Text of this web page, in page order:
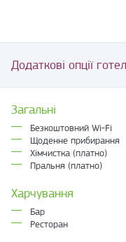
Додаткові опції
Загальні
Безкоштовний Wi-Fi
Щоденне прибирання
Хімчистка (платно)
Пральня (платно)
Харчування
Бар
Ресторан